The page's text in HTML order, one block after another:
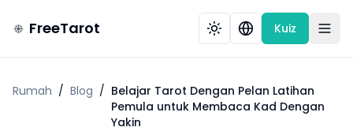
FreeTarot Kuiz
Rumah / Blog / Belajar Tarot Dengan Pelan Latihan
Pemula untuk Membaca Kad Dengan
Yakin